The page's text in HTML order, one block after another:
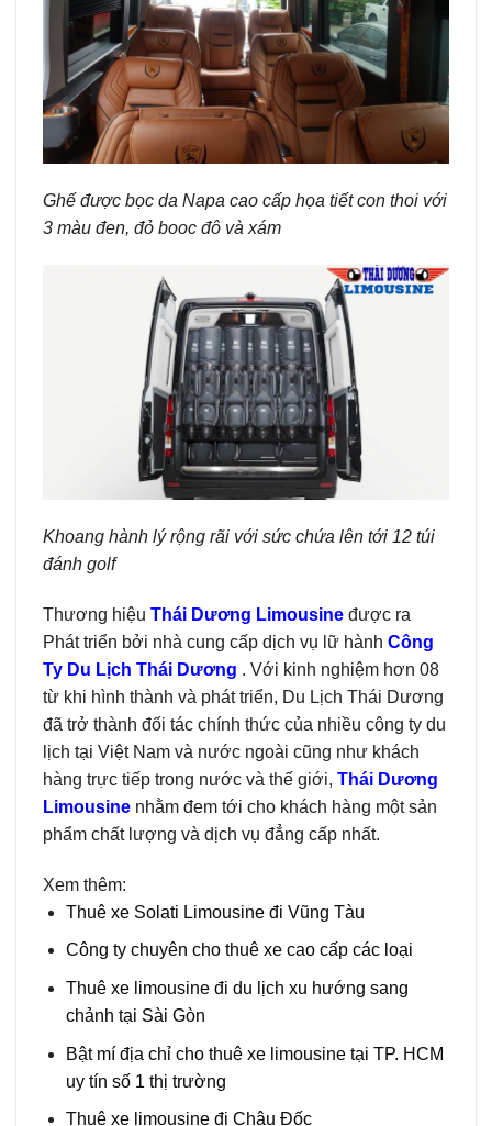
Ghế được bọc da Napa cao cấp họa tiết con thoi với
3 màu đen, đỏ booc đô và xám
Khoang hành lý rộng rãi với sức chứa lên tới 12 túi
đánh golf
Thương hiệu Thái Dương Limousine được ra
Phát triển bởi nhà cung cấp dịch vụ lữ hành Công
Ty Du Lịch Thái Dương . Với kinh nghiệm hơn 08
từ khi hình thành và phát triển, Du Lịch Thái Dương
đã trở thành đối tác chính thức của nhiều công ty du
lịch tại Việt Nam và nước ngoài cũng như khách
hàng trực tiếp trong nước và thế giới, Thái Dương
Limousine nhằm đem tới cho khách hàng một sản
phẩm chất lượng và dịch vụ đẳng cấp nhất.
Xem thêm:
Thuê xe Solati Limousine đi Vũng Tàu
Công ty chuyên cho thuê xe cao cấp các loại
Thuê xe limousine đi du lịch xu hướng sang
chảnh tại Sài Gòn
Bật mí địa chỉ cho thuê xe limousine tại TP. HCM
uy tín số 1 thị trường
Thuê xe limousine đi Châu Đốc